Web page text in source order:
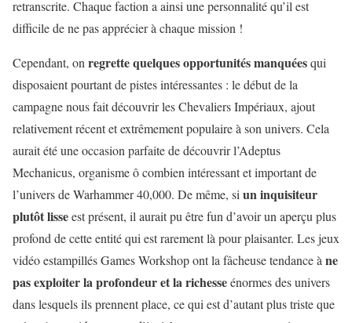
retranscrite. Chaque faction a ainsi une personnalité qu’il est
difficile de ne pas apprécier à chaque mission !
Cependant, onregrette quelques opportunités manquéesqui
disposaient pourtant de pistes intéressantes : le début de la
campagne nous fait découvrir les Chevaliers Impériaux, ajout
relativement récent et extrêmement populaire à son univers. Cela
aurait été une occasion parfaite de découvrir l’Adeptus
Mechanicus, organisme ô combien intéressant et important de
l’univers de Warhammer 40,000. De même, siun inquisiteur
plutôt lisseest présent, il aurait pu être fun d’avoir un aperçu plus
profond de cette entité qui est rarement là pour plaisanter. Les jeux
vidéo estampillés Games Workshop ont la fâcheuse tendance àne
pas exploiter la profondeur et la richesseénormes des univers
dans lesquels ils prennent place, ce qui est d’autant plus triste que